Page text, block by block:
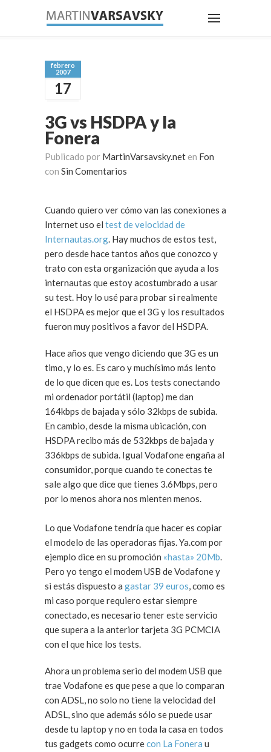
febrero
2007
17
3G vs HSDPA y la
Fonera
Publicado por MartinVarsavsky.net en Fon
con Sin Comentarios
Cuando quiero ver cómo van las conexiones a
Internet uso el test de velocidad de
Internautas.org. Hay muchos de estos test,
pero desde hace tantos años que conozco y
trato con esta organización que ayuda a los
internautas que estoy acostumbrado a usar
su test. Hoy lo usé para probar si realmente
el HSDPA es mejor que el 3G y los resultados
fueron muy positivos a favor del HSDPA.
Hace años que vengo diciendo que 3G es un
timo, y lo es. Es caro y muchísimo más lento
de lo que dicen que es. Los tests conectando
mi ordenador portátil (laptop) me dan
164kbps de bajada y sólo 32kbps de subida.
En cambio, desde la misma ubicación, con
HSDPA recibo más de 532kbps de bajada y
336kbps de subida. Igual Vodafone engaña al
consumidor, porque cuando te conectas te
sale algo que dice que tienes 3.6Mbps, pero
por lo menos ahora nos mienten menos.
Lo que Vodafone tendría que hacer es copiar
el modelo de las operadoras fijas. Ya.com por
ejemplo dice en su promoción «hasta» 20Mb.
Pero yo tengo el modem USB de Vodafone y
si estás dispuesto a gastar 39 euros, como es
mi caso porque requiero estar siempre
conectado, es necesario tener este servicio
que supera a la anterior tarjeta 3G PCMCIA
con el que hice los tests.
Ahora un problema serio del modem USB que
trae Vodafone es que pese a que lo comparan
con ADSL, no solo no tiene la velocidad del
ADSL, sino que además sólo se puede usar
desde tu laptop y no en toda la casa en todos
tus gadgets como ocurrecon La Fonera u